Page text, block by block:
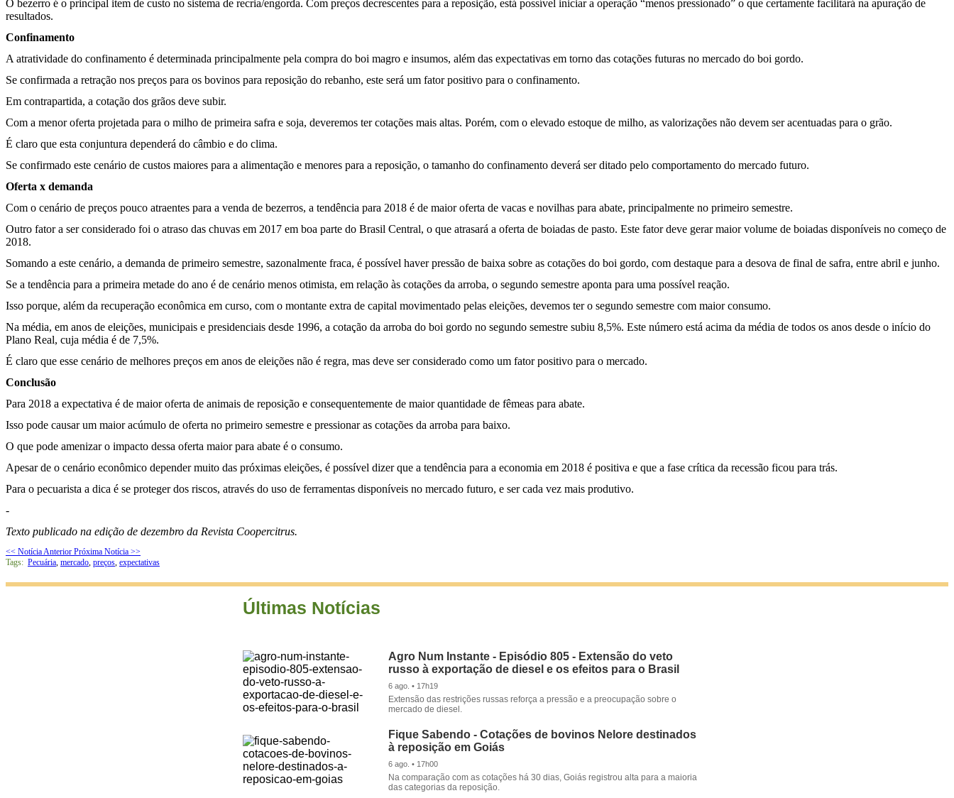
O bezerro é o principal item de custo no sistema de recria/engorda. Com preços decrescentes para a reposição, está possível iniciar a operação “menos pressionado” o que certamente facilitará na apuração de
resultados.
Confinamento
A atratividade do confinamento é determinada principalmente pela compra do boi magro e insumos, além das expectativas em torno das cotações futuras no mercado do boi gordo.
Se confirmada a retração nos preços para os bovinos para reposição do rebanho, este será um fator positivo para o confinamento.
Em contrapartida, a cotação dos grãos deve subir.
Com a menor oferta projetada para o milho de primeira safra e soja, deveremos ter cotações mais altas. Porém, com o elevado estoque de milho, as valorizações não devem ser acentuadas para o grão.
É claro que esta conjuntura dependerá do câmbio e do clima.
Se confirmado este cenário de custos maiores para a alimentação e menores para a reposição, o tamanho do confinamento deverá ser ditado pelo comportamento do mercado futuro.
Oferta x demanda
Com o cenário de preços pouco atraentes para a venda de bezerros, a tendência para 2018 é de maior oferta de vacas e novilhas para abate, principalmente no primeiro semestre.
Outro fator a ser considerado foi o atraso das chuvas em 2017 em boa parte do Brasil Central, o que atrasará a oferta de boiadas de pasto. Este fator deve gerar maior volume de boiadas disponíveis no começo de
2018.
Somando a este cenário, a demanda de primeiro semestre, sazonalmente fraca, é possível haver pressão de baixa sobre as cotações do boi gordo, com destaque para a desova de final de safra, entre abril e junho.
Se a tendência para a primeira metade do ano é de cenário menos otimista, em relação às cotações da arroba, o segundo semestre aponta para uma possível reação.
Isso porque, além da recuperação econômica em curso, com o montante extra de capital movimentado pelas eleições, devemos ter o segundo semestre com maior consumo.
Na média, em anos de eleições, municipais e presidenciais desde 1996, a cotação da arroba do boi gordo no segundo semestre subiu 8,5%. Este número está acima da média de todos os anos desde o início do
Plano Real, cuja média é de 7,5%.
É claro que esse cenário de melhores preços em anos de eleições não é regra, mas deve ser considerado como um fator positivo para o mercado.
Conclusão
Para 2018 a expectativa é de maior oferta de animais de reposição e consequentemente de maior quantidade de fêmeas para abate.
Isso pode causar um maior acúmulo de oferta no primeiro semestre e pressionar as cotações da arroba para baixo.
O que pode amenizar o impacto dessa oferta maior para abate é o consumo.
Apesar de o cenário econômico depender muito das próximas eleições, é possível dizer que a tendência para a economia em 2018 é positiva e que a fase crítica da recessão ficou para trás.
Para o pecuarista a dica é se proteger dos riscos, através do uso de ferramentas disponíveis no mercado futuro, e ser cada vez mais produtivo.
-
Texto publicado na edição de dezembro da Revista Coopercitrus.
<< Notícia Anterior Próxima Notícia >>
Tags: Pecuária, mercado, preços, expectativas
Últimas Notícias
Agro Num Instante - Episódio 805 - Extensão do veto
russo à exportação de diesel e os efeitos para o Brasil
6 ago. • 17h19
Extensão das restrições russas reforça a pressão e a preocupação sobre o
mercado de diesel.
Fique Sabendo - Cotações de bovinos Nelore destinados
à reposição em Goiás
6 ago. • 17h00
Na comparação com as cotações há 30 dias, Goiás registrou alta para a maioria
das categorias da reposição.